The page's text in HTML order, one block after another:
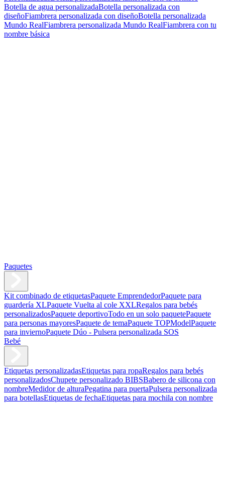
Botella de agua personalizadaBotella personalizada con
diseñoFiambrera personalizada con diseñoBotella personalizada
Mundo RealFiambrera personalizada Mundo RealFiambrera con tu
nombre básica
Paquetes
Kit combinado de etiquetasPaquete EmprendedorPaquete para
guardería XLPaquete Vuelta al cole XXLRegalos para bebés
personalizadosPaquete deportivoTodo en un solo paquetePaquete
para personas mayoresPaquete de temaPaquete TOPModelPaquete
para inviernoPaquete Dúo - Pulsera personalizada SOS
Bebé
Etiquetas personalizadasEtiquetas para ropaRegalos para bebés
personalizadosChupete personalizado BIBSBabero de silicona con
nombreMedidor de alturaPegatina para puertaPulsera personalizada
para botellasEtiquetas de fechaEtiquetas para mochila con nombre